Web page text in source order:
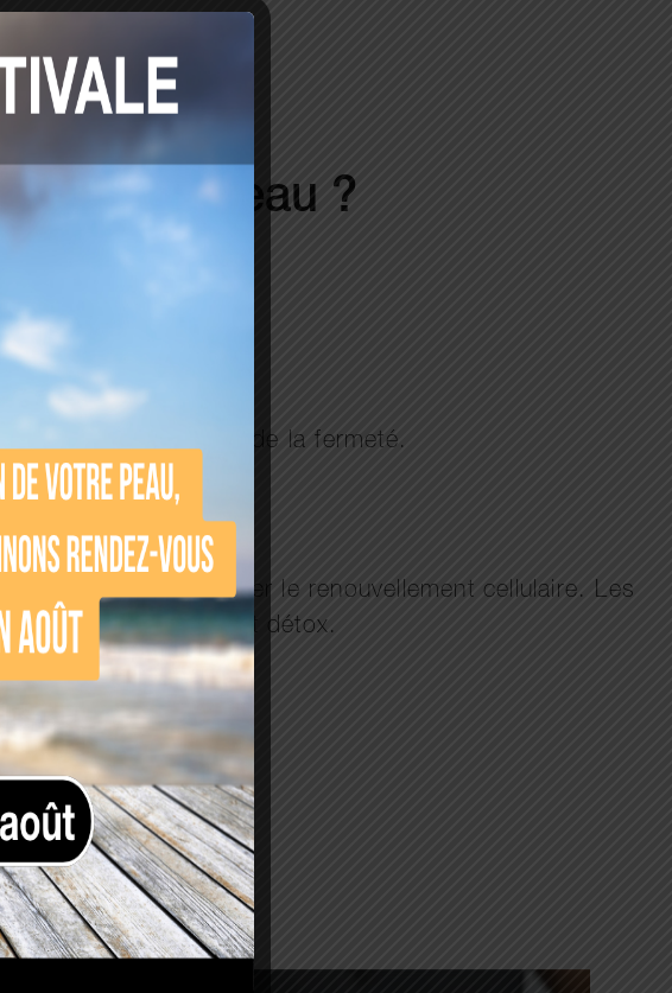
votre peau ?
l’excès de sébum.
et redonne de la fermeté.
la peau pour stimuler le renouvellement cellulaire. Les
la relaxation et l’effet détox.